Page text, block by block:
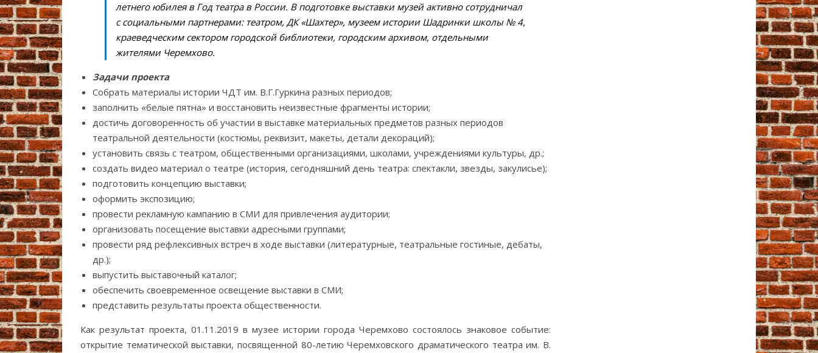
летнего юбилея в Год театра в России. В подготовке выставки музей активно сотрудничал
с социальными партнерами: театром, ДК «Шахтер», музеем истории Шадринки школы № 4,
краеведческим сектором городской библиотеки, городским архивом, отдельными
жителями Черемхово.
Задачи проекта
Собрать материалы истории ЧДТ им. В.Г.Гуркина разных периодов;
заполнить «белые пятна» и восстановить неизвестные фрагменты истории;
достичь договоренность об участии в выставке материальных предметов разных периодов
театральной деятельности (костюмы, реквизит, макеты, детали декораций);
установить связь с театром, общественными организациями, школами, учреждениями культуры, др.;
создать видео материал о театре (история, сегодняшний день театра: спектакли, звезды, закулисье);
подготовить концепцию выставки;
оформить экспозицию;
провести рекламную кампанию в СМИ для привлечения аудитории;
организовать посещение выставки адресными группами;
провести ряд рефлексивных встреч в ходе выставки (литературные, театральные гостиные, дебаты,
др.);
выпустить выставочный каталог;
обеспечить своевременное освещение выставки в СМИ;
представить результаты проекта общественности.
Как результат проекта, 01.11.2019 в музее истории города Черемхово состоялось знаковое событие:
открытие тематической выставки, посвященной 80-летию Черемховского драматического театра им. В.